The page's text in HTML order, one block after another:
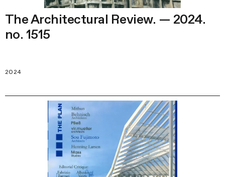
The Architectural Review. — 2024.
no. 1515
2024